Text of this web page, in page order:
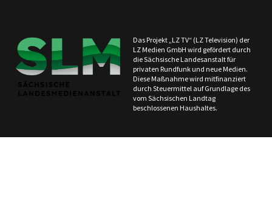
Das Projekt „LZ TV“ (LZ Television) der
LZ Medien GmbH wird gefördert durch
die Sächsische Landesanstalt für
privaten Rundfunk und neue Medien.
Diese Maßnahme wird mitfinanziert
durch Steuermittel auf Grundlage des
vom Sächsischen Landtag
beschlossenen Haushaltes.